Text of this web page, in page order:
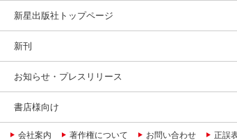
新星出版社トップページ
新刊
お知らせ・プレスリリース
書店様向け
会社案内 著作権について お問い合わせ 正誤